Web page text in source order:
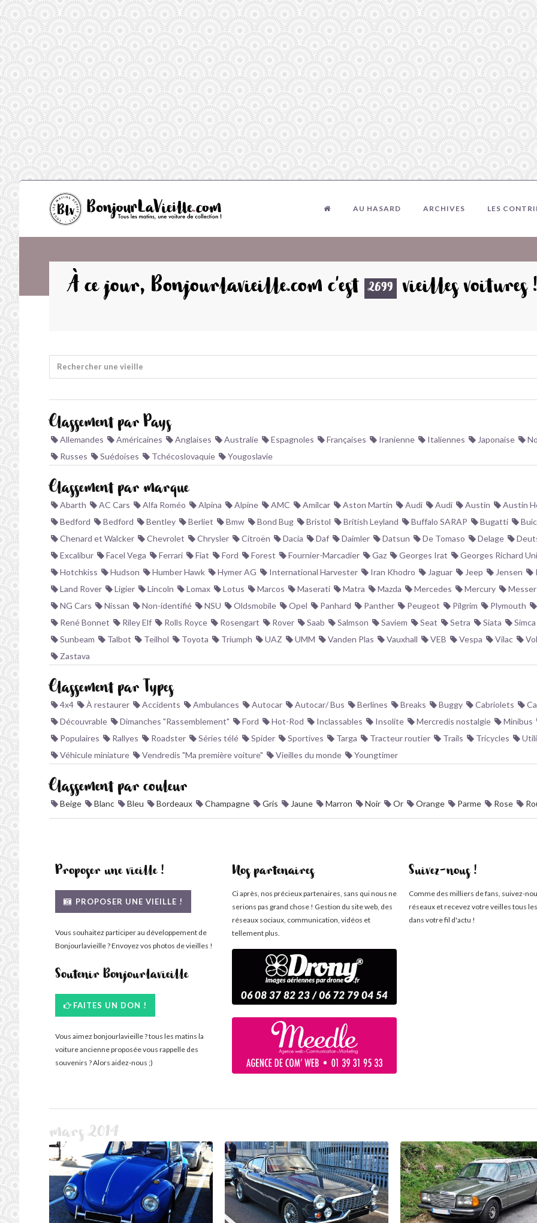
AU HASARD ARCHIVES LES
À ce jour, Bonjourlavieille.com c'est 2699 vieilles voitures
Rechercher une vieille
Classement par Pays
Allemandes Américaines Anglaises Australie Espagnoles Françaises Iranienne Italiennes Japonaise
Russes
Suédoises Tchécoslovaquie Yougoslavie
Classement par marque
Abarth AC Cars Alfa Roméo Alpina Alpine AMC Amilcar Aston Martin Audi Audi Austin
Austin
Bedford
Bedford Bentley Berliet Bmw Bond Bug Bristol British Leyland Buffalo SARAP Bugatti
Chenard et Walcker
Chevrolet Chrysler Citroën Dacia Daf Daimler Datsun De Tomaso Delage
Excalibur
Facel Vega Ferrari Fiat Ford Forest Fournier-Marcadier Gaz Georges Irat
Georges Richard
Hotchkiss
Hudson Humber Hawk Hymer AG International Harvester Iran Khodro Jaguar Jeep Jensen
Land Rover
Ligier Lincoln Lomax Lotus Marcos Maserati Matra Mazda Mercedes Mercury
NG Cars
Nissan Non-identifié NSU Oldsmobile Opel Panhard Panther Peugeot Pilgrim
Plymouth
René Bonnet
Riley Elf Rolls Royce Rosengart Rover Saab Salmson Saviem Seat Setra Siata
Simca
Sunbeam
Talbot Teilhol Toyota Triumph UAZ UMM Vanden Plas Vauxhall VEB Vespa Vilac
Zastava
Classement par Types
4x4 À restaurer Accidents Ambulances Autocar Autocar/ Bus Berlines Breaks Buggy Cabriolets
Découvrable
Dimanches "Rassemblement" Ford Hot-Rod Inclassables Insolite Mercredis nostalgie
Minibus
Populaires
Rallyes Roadster Séries télé Spider Sportives Targa Tracteur routier Trails Tricycles
Véhicule miniature
Vendredis "Ma première voiture" Vieilles du monde Youngtimer
Classement par couleur
Beige Blanc Bleu Bordeaux Champagne Gris Jaune Marron Noir Or Orange Parme Rose
Proposer une vieille !
PROPOSER UNE VIEILLE !
Vous souhaitez participer au développement de
Bonjourlavieille ? Envoyez vos photos de vieilles !
Soutenir Bonjourlavieille
FAITES UN DON !
Vous aimez bonjourlavieille ? tous les matins la
voiture ancienne proposée vous rappelle des
souvenirs ? Alors aidez-nous ;)
Nos partenaires
Ci après, nos précieux partenaires, sans qui nous ne
serions pas grand chose ! Gestion du site web, des
réseaux sociaux, communication, vidéos et
tellement plus.
Suivez-nous !
Comme des milliers de fans, suivez-
réseaux et recevez votre veilles tous
dans votre fil d'actu !
mars 2014